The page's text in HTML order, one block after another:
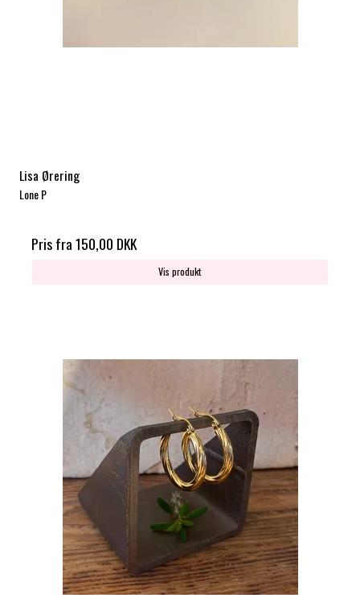
Lisa Ørering
Lone P
Pris fra150,00 DKK
Vis produkt